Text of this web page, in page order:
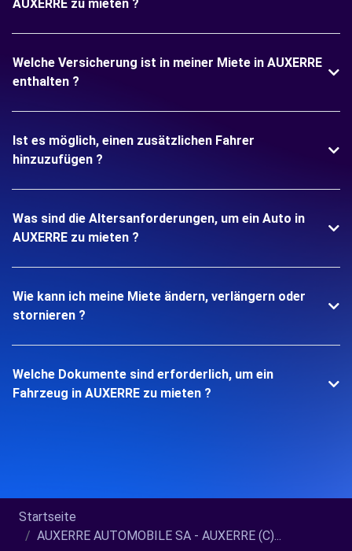
AUXERRE zu mieten ?
Welche Versicherung ist in meiner Miete in AUXERRE
enthalten ?
Ist es möglich, einen zusätzlichen Fahrer
hinzuzufügen ?
Was sind die Altersanforderungen, um ein Auto in
AUXERRE zu mieten ?
Wie kann ich meine Miete ändern, verlängern oder
stornieren ?
Welche Dokumente sind erforderlich, um ein
Fahrzeug in AUXERRE zu mieten ?
Startseite
AUXERRE AUTOMOBILE SA - AUXERRE (C)...